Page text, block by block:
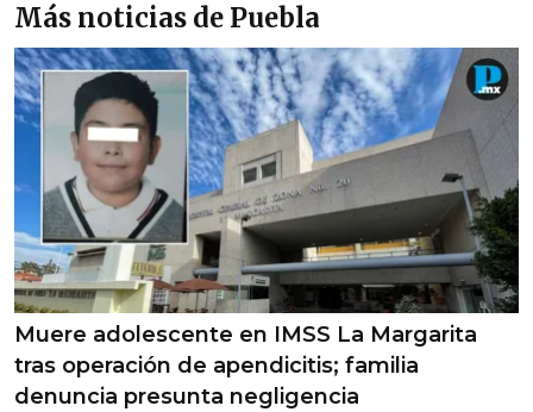
Más noticias de Puebla
Muere adolescente en IMSS La Margarita
tras operación de apendicitis; familia
denuncia presunta negligencia